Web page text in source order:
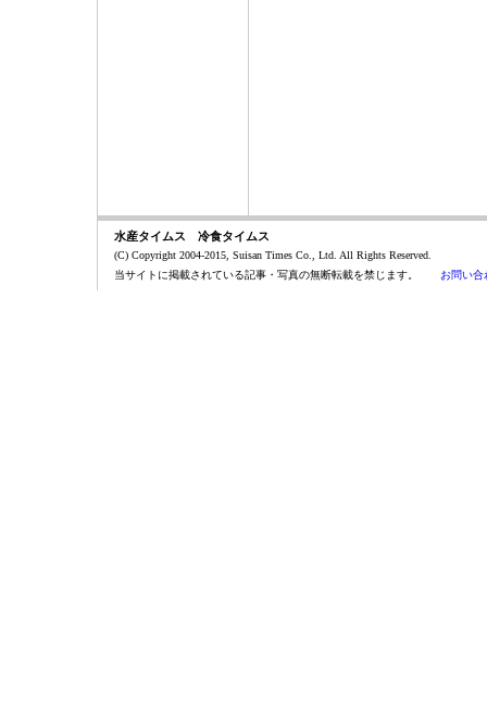
水産タイムス 冷食タイムス
(C) Copyright 2004-2015, Suisan Times Co., Ltd. All Rights Reserved.
当サイトに掲載されている記事・写真の無断転載を禁じます。 お問い合